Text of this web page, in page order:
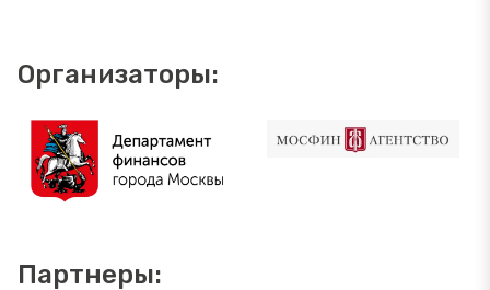
Организаторы:
Партнеры: